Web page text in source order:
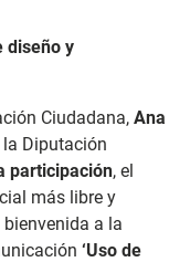
diseño y
Ciudadana, Ana
la Diputación
participación, el
más libre y
a la
‘Uso de